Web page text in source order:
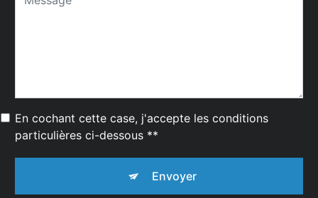
En cochant cette case, j'accepte les conditions
particulières ci-dessous **
Envoyer